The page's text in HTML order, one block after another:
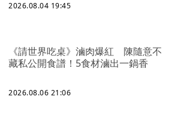
2026.08.04 19:45
《請世界吃桌》滷肉爆紅 陳隨意不
藏私公開食譜！5食材滷出一鍋香
2026.08.06 21:06